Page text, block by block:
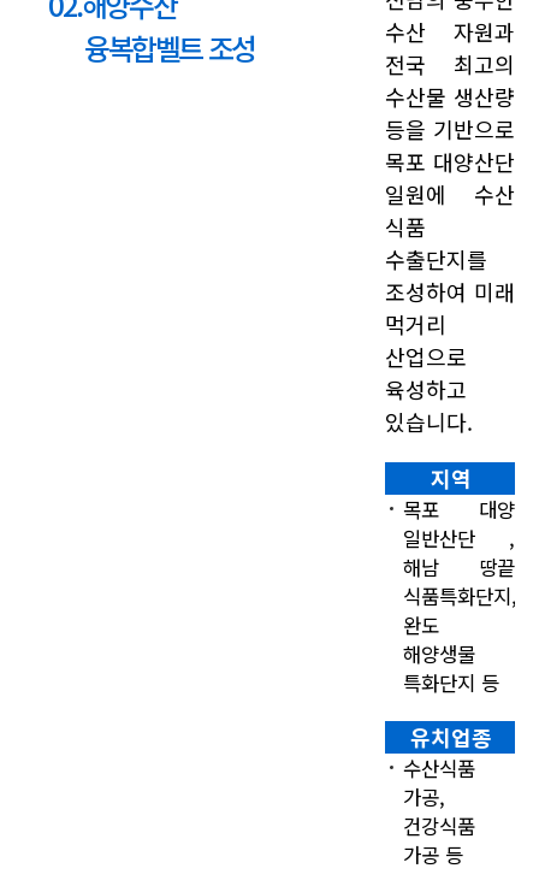
융복합벨트 조성
수산 자원과
전국 최고의
수산물 생산량
등을 기반으로
목포 대양산단
일원에 수산
식품
수출단지를
조성하여 미래
먹거리
산업으로
육성하고
있습니다.
지역
목포 대양
일반산단 ,
해남 땅끝
식품특화단지,
완도
해양생물
특화단지 등
유치업종
수산식품
가공,
건강식품
가공 등